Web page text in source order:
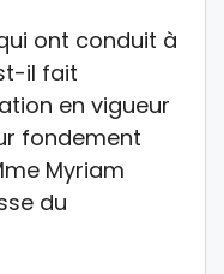
ont conduit à
il fait
en vigueur
fondement
Myriam
du